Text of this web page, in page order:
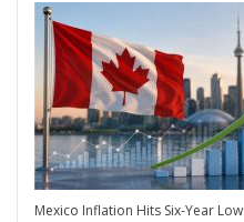
Mexico Inflation Hits Six-Year Low